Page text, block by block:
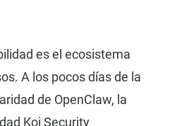
es el ecosistema
A los pocos días de la
de OpenClaw, la
Koi Security